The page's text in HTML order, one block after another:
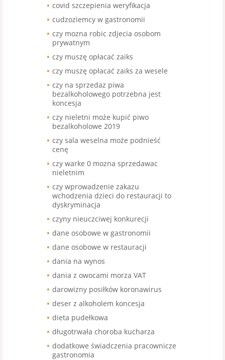
covid szczepienia weryfikacja
cudzoziemcy w gastronomii
czy mozna robic zdjecia osobom
prywatnym
czy muszę opłacać zaiks
czy muszę opłacać zaiks za wesele
czy na sprzedaz piwa
bezalkoholowego potrzebna jest
koncesja
czy nieletni może kupić piwo
bezalkoholowe 2019
czy sala weselna może podnieść
cenę
czy warke 0 mozna sprzedawac
nieletnim
czy wprowadzenie zakazu
wchodzenia dzieci do restauracji to
dyskryminacja
czyny nieuczciwej konkurecji
dane osobowe w gastronomii
dane osobowe w restauracji
dania na wynos
dania z owocami morza VAT
darowizny posiłków koronawirus
deser z alkoholem koncesja
dieta pudełkowa
długotrwała choroba kucharza
dodatkowe świadczenia pracownicze
gastronomia